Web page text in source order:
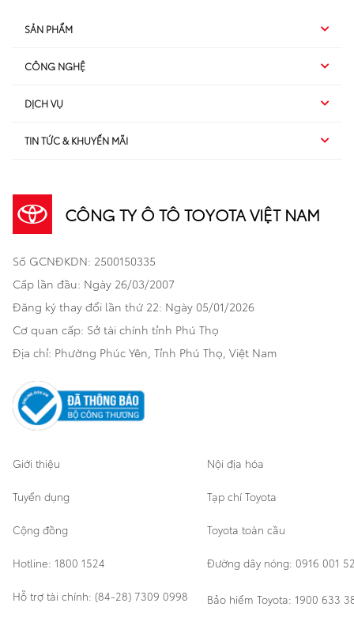
SẢN PHẨM
Hybrid EV
SUV
Sedan
Bán tải
Hatchback
Thương mại
Khách hàng dự án
CÔNG NGHỆ
Hybrid
TSS
DỊCH VỤ
Dịch vụ sau bán hàng
Bảo hiểm Toyota
Xe đã qua sử dụng
Bảo hành mở rộng
Sản phẩm chính hãng
Cơ sở bảo hành bảo dưỡng
TIN TỨC & KHUYẾN MÃI
Khuyến mãi
Xã hội
Thông tin khác
CÔNG TY Ô TÔ TOYOTA VIỆT NAM
Số GCNĐKDN: 2500150335
Cấp lần đầu: Ngày 26/03/2007
Đăng ký thay đổi lần thứ 22: Ngày 05/01/2026
Cơ quan cấp: Sở tài chính tỉnh Phú Thọ
Địa chỉ: Phường Phúc Yên, Tỉnh Phú Thọ, Việt Nam
Giới thiệu Nội địa hóa
Tuyển dụng Tạp chí Toyota
Cộng đồng Toyota toàn cầu
Hotline: 1800 1524 Đường dây nóng: 0916 001
Hỗ trợ tài chính: (84-28) 7309 0998 Bảo hiểm Toyota: 1900 633